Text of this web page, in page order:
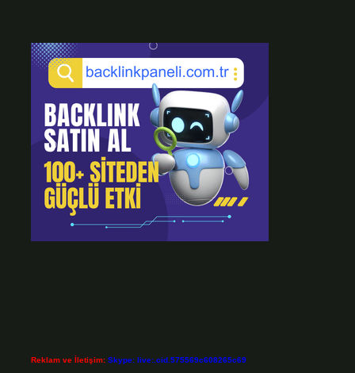
Reklam ve İletişim: Skype: live:.cid.575569c608265c69